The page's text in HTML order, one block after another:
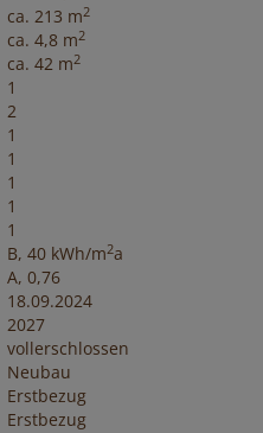
ca. 213 m2
ca. 4,8 m2
ca. 42 m2
1
2
1
1
1
1
1
B, 40 kWh/m2a
A, 0,76
18.09.2024
2027
vollerschlossen
Neubau
Erstbezug
Erstbezug